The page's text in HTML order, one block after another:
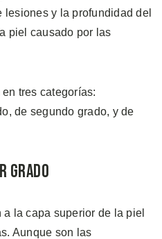
y la profundidad del
piel causado por las
tres categorías:
de segundo grado, y de
Grado
la capa superior de la piel
Aunque son las